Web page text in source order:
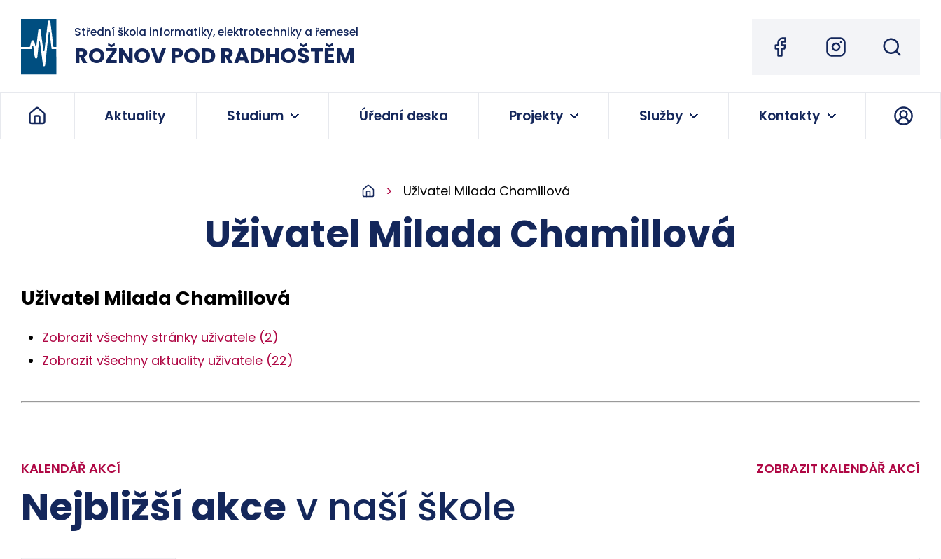
Střední škola informatiky, elektrotechniky a řemesel
ROŽNOV POD RADHOŠTĚM
Aktuality Studium Úřední deska Projekty Služby Kontakty
Uživatel Milada Chamillová
Uživatel Milada Chamillová
Uživatel Milada Chamillová
Zobrazit všechny stránky uživatele (2)
Zobrazit všechny aktuality uživatele (22)
KALENDÁŘ AKCÍ
Nejbližší akcev naší škole
ZOBRAZIT KALENDÁŘ AKCÍ